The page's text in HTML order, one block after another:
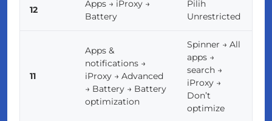
12
Apps → iProxy →
Battery
Pilih
Unrestricted
11
Apps &
notifications →
iProxy → Advanced
→ Battery → Battery
optimization
Spinner → All
apps →
search →
iProxy →
Don’t
optimize